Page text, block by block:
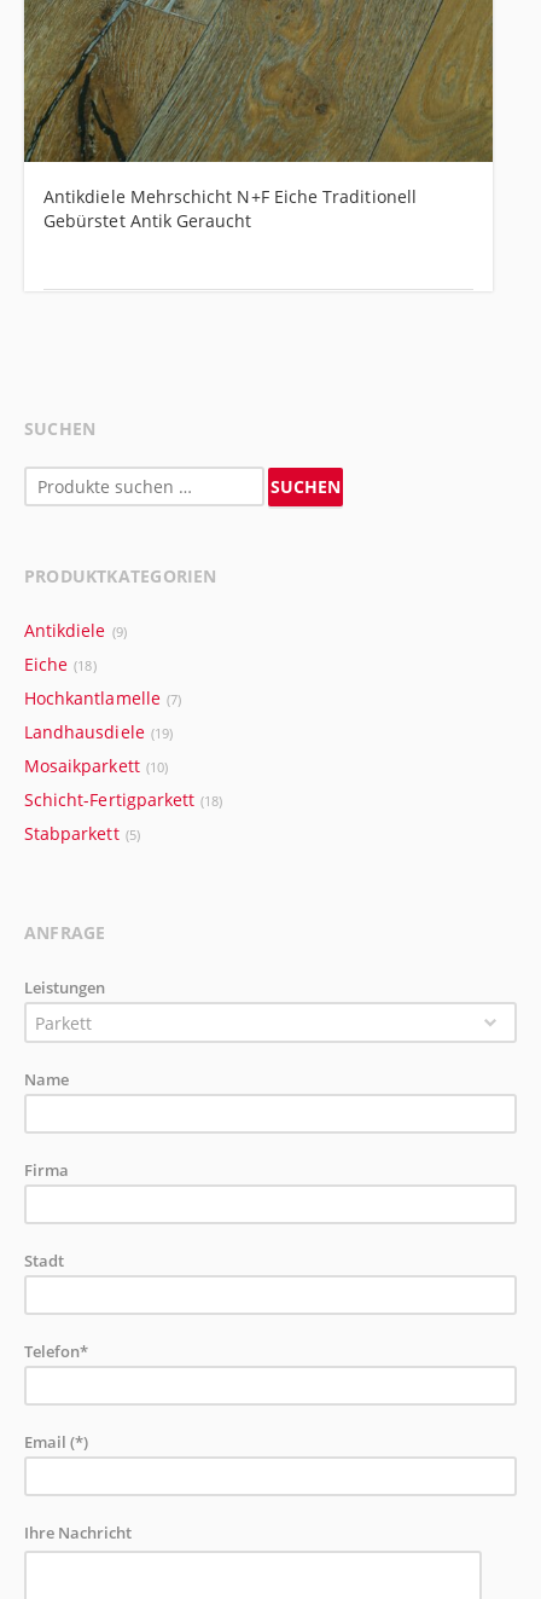
Antikdiele Mehrschicht N+F Eiche Traditionell
Gebürstet Antik Geraucht
SUCHEN
Suchen
nach:
SUCHEN
PRODUKTKATEGORIEN
Antikdiele (9)
Eiche (18)
Hochkantlamelle (7)
Landhausdiele (19)
Mosaikparkett (10)
Schicht-Fertigparkett (18)
Stabparkett (5)
ANFRAGE
Leistungen
Parkett
Name
Firma
Stadt
Telefon*
Email (*)
Ihre Nachricht